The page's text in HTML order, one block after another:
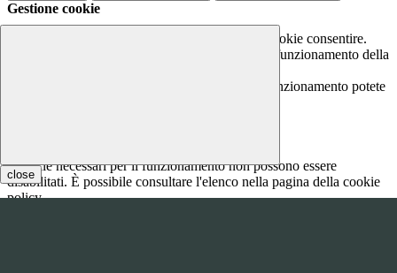
close
Gestione cookie
In questa schermata è possibile scegliere quali cookie consentire.
I cookie necessari sono quelli che consentono il funzionamento della
Per conoscere quali sono i cookie necessari al funzionamento potete
I cookie necessari per il funzionamento non possono essere
disabilitati. È possibile consultare l'elenco nella pagina della cookie
policy.